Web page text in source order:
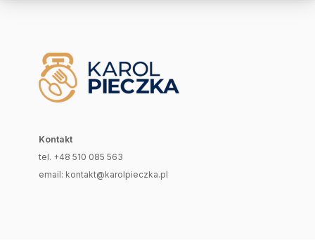
Kontakt
tel. +48 510 085 563
email: kontakt@karolpieczka.pl